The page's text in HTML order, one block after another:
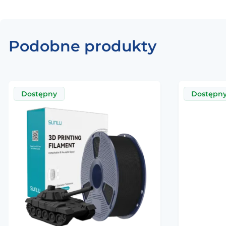
Podobne produkty
Dostępny